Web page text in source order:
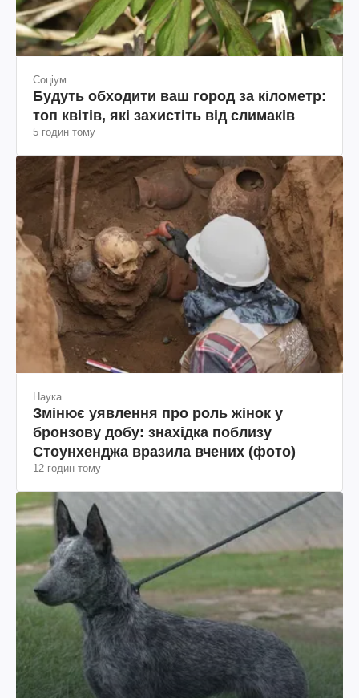
Соціум
Будуть обходити ваш город за кілометр:
топ квітів, які захистіть від слимаків
5 годин тому
Наука
Змінює уявлення про роль жінок у
бронзову добу: знахідка поблизу
Стоунхенджа вразила вчених (фото)
12 годин тому